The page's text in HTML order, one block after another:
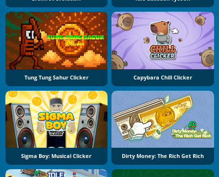
Tung Tung Sahur Clicker Capybara Chill Clicker
Sigma Boy: Musical Clicker Dirty Money: The Rich Get Rich